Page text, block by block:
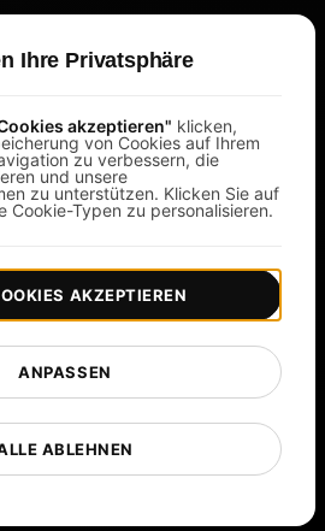
| Geschäftsbedingungen |
Datenschutz |
Ihre Privatsphäre
akzeptieren" klicken,
von Cookies auf Ihrem
zu verbessern, die
und unsere
zu unterstützen. Klicken Sie auf
Cookie-Typen zu personalisieren.
ABLEHNEN
ANPASSEN
AKZEPTIEREN